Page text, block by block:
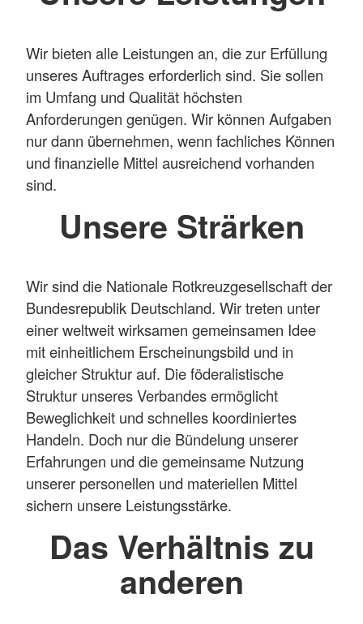
Wir bieten alle Leistungen an, die zur Erfüllung
unseres Auftrages erforderlich sind. Sie sollen
im Umfang und Qualität höchsten
Anforderungen genügen. Wir können Aufgaben
nur dann übernehmen, wenn fachliches Können
und finanzielle Mittel ausreichend vorhanden
sind.
Unsere Strärken
Wir sind die Nationale Rotkreuzgesellschaft der
Bundesrepublik Deutschland. Wir treten unter
einer weltweit wirksamen gemeinsamen Idee
mit einheitlichem Erscheinungsbild und in
gleicher Struktur auf. Die föderalistische
Struktur unseres Verbandes ermöglicht
Beweglichkeit und schnelles koordiniertes
Handeln. Doch nur die Bündelung unserer
Erfahrungen und die gemeinsame Nutzung
unserer personellen und materiellen Mittel
sichern unsere Leistungsstärke.
Das Verhältnis zu
anderen